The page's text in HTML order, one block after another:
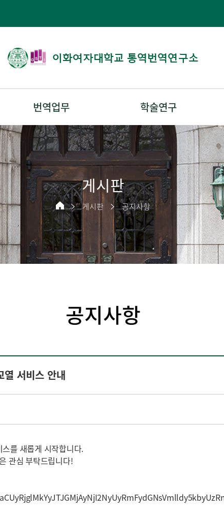
이화여자대학교 통역번역연구소
번역업무 학술연구
게시판
게시판 공지사항
공지사항
열 서비스 안내
를 새롭게 시작합니다.
관심 부탁드립니다!